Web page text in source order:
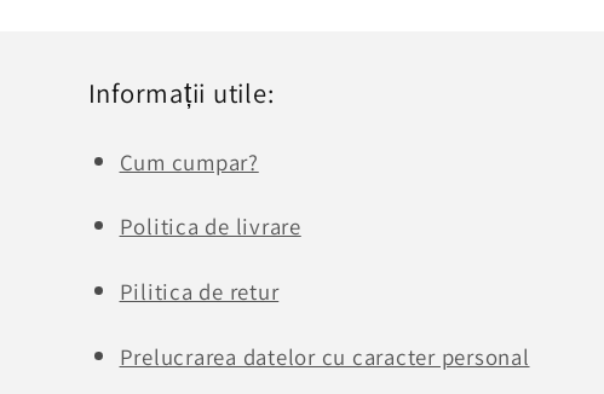
Informații utile:
Cum cumpar?
Politica de livrare
Pilitica de retur
Prelucrarea datelor cu caracter personal